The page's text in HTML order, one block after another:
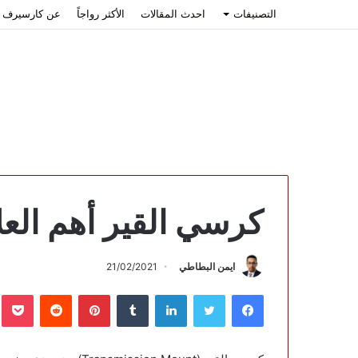
التصنيفات احدث المقالات الأكثر رواجاً عن كارسيرف
كرسي القير أهم
ايمن البطاطي 21/02/2021
فيسبوك تويتر لينكدإن بينتيريست